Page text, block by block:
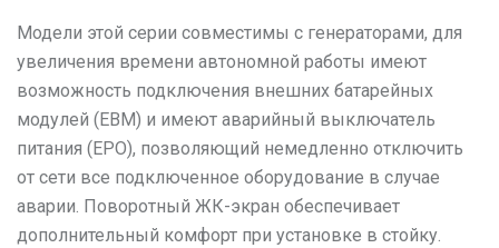
Модели этой серии совместимы с генераторами, для
увеличения времени автономной работы имеют
возможность подключения внешних батарейных
модулей (EBM) и имеют аварийный выключатель
питания (EPO), позволяющий немедленно отключить
от сети все подключенное оборудование в случае
аварии. Поворотный ЖК-экран обеспечивает
дополнительный комфорт при установке в стойку.